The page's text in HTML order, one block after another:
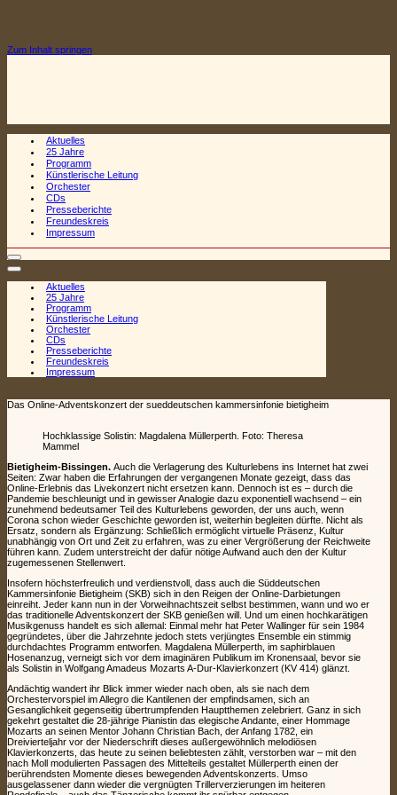
Zum Inhalt springen
Aktuelles
25 Jahre
Programm
Künstlerische Leitung
Orchester
CDs
Presseberichte
Freundeskreis
Impressum
Navigationsmenü
Navigationsmenü
Aktuelles
25 Jahre
Programm
Künstlerische Leitung
Orchester
CDs
Presseberichte
Freundeskreis
Impressum
Das Online-Adventskonzert der sueddeutschen kammersinfonie bietigheim
Hochklassige Solistin: Magdalena Müllerperth. Foto: Theresa
Mammel
Bietigheim-Bissingen. Auch die Verlagerung des Kulturlebens ins Internet hat zwei
Seiten: Zwar haben die Erfahrungen der vergangenen Monate gezeigt, dass das
Online-Erlebnis das Livekonzert nicht ersetzen kann. Dennoch ist es – durch die
Pandemie beschleunigt und in gewisser Analogie dazu exponentiell wachsend – ein
zunehmend bedeutsamer Teil des Kulturlebens geworden, der uns auch, wenn
Corona schon wieder Geschichte geworden ist, weiterhin begleiten dürfte. Nicht als
Ersatz, sondern als Ergänzung: Schließlich ermöglicht virtuelle Präsenz, Kultur
unabhängig von Ort und Zeit zu erfahren, was zu einer Vergrößerung der Reichweite
führen kann. Zudem unterstreicht der dafür nötige Aufwand auch den der Kultur
zugemessenen Stellenwert.
Insofern höchsterfreulich und verdienstvoll, dass auch die Süddeutschen
Kammersinfonie Bietigheim (SKB) sich in den Reigen der Online-Darbietungen
einreiht. Jeder kann nun in der Vorweihnachtszeit selbst bestimmen, wann und wo er
das traditionelle Adventskonzert der SKB genießen will. Und um einen hochkarätigen
Musikgenuss handelt es sich allemal: Einmal mehr hat Peter Wallinger für sein 1984
gegründetes, über die Jahrzehnte jedoch stets verjüngtes Ensemble ein stimmig
durchdachtes Programm entworfen. Magdalena Müllerperth, im saphirblauen
Hosenanzug, verneigt sich vor dem imaginären Publikum im Kronensaal, bevor sie
als Solistin in Wolfgang Amadeus Mozarts A-Dur-Klavierkonzert (KV 414) glänzt.
Andächtig wandert ihr Blick immer wieder nach oben, als sie nach dem
Orchestervorspiel im Allegro die Kantilenen der empfindsamen, sich an
Gesanglichkeit gegenseitig übertrumpfenden Hauptthemen zelebriert. Ganz in sich
gekehrt gestaltet die 28-jährige Pianistin das elegische Andante, einer Hommage
Mozarts an seinen Mentor Johann Christian Bach, der Anfang 1782, ein
Dreivierteljahr vor der Niederschrift dieses außergewöhnlich melodiösen
Klavierkonzerts, das heute zu seinen beliebtesten zählt, verstorben war – mit den
nach Moll modulierten Passagen des Mittelteils gestaltet Müllerperth einen der
berührendsten Momente dieses bewegenden Adventskonzerts. Umso
ausgelassener dann wieder die vergnügten Trillerverzierungen im heiteren